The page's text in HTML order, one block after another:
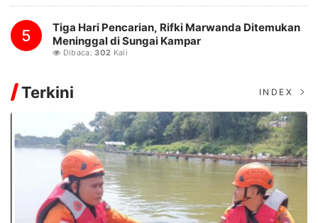
5
Tiga Hari Pencarian, Rifki Marwanda Ditemukan
Meninggal di Sungai Kampar
Dibaca:302 Kali
Terkini INDEX